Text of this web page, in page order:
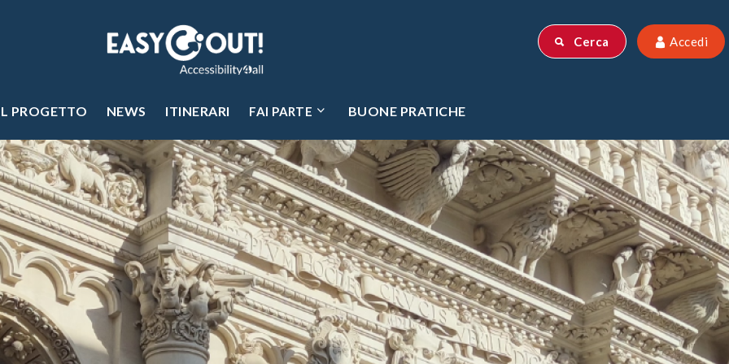
Cerca Accedi
PROGETTO NEWS ITINERARI FAI PARTE BUONE PRATICHE